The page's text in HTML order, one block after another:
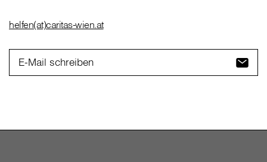
helfen(at)caritas-wien.at
E-Mail schreiben